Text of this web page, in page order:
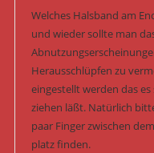
Welches Halsband am
und wieder sollte man
Herausschlüpfen zu
eingestellt werden das
ziehen läßt. Natürlich
paar Finger zwischen
platz finden.